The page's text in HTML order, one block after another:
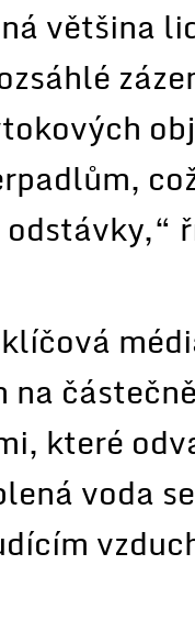
většina
na
které
voda